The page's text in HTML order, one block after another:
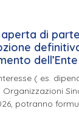
di
dell’Ente
( es.
Organizzazioni
potranno